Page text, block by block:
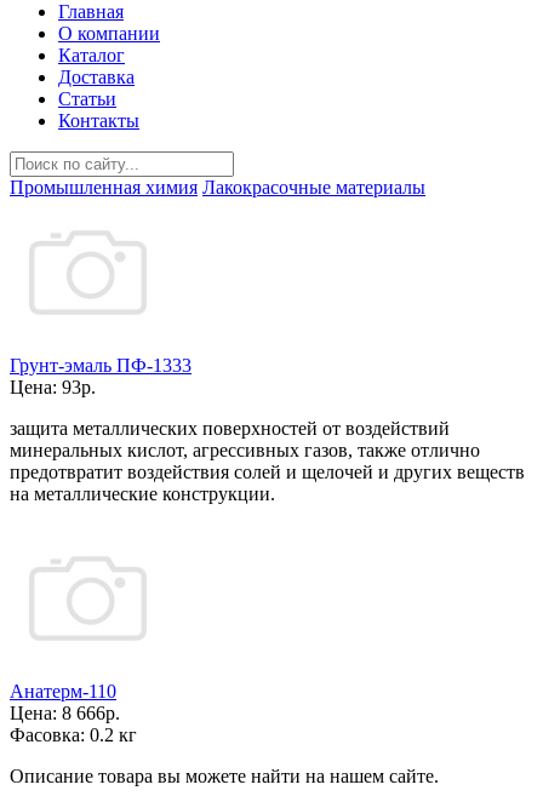
Главная
О компании
Каталог
Доставка
Статьи
Контакты
Промышленная химия Лакокрасочные материалы
Грунт-эмаль ПФ-1333
Цена: 93р.
защита металлических поверхностей от воздействий
минеральных кислот, агрессивных газов, также отлично
предотвратит воздействия солей и щелочей и других веществ
на металлические конструкции.
Анатерм-110
Цена: 8 666р.
Фасовка: 0.2 кг
Описание товара вы можете найти на нашем сайте.